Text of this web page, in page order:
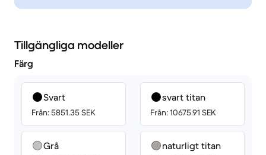
Tillgängliga modeller
Färg
Svart
Från: 5851.35 SEK
Grå
svart titan
Från: 10675.91 SEK
naturligt titan